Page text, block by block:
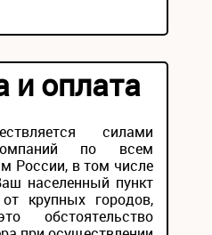
и оплата
силами
по всем
России, в том числе
населенный пункт
крупных городов,
обстоятельство